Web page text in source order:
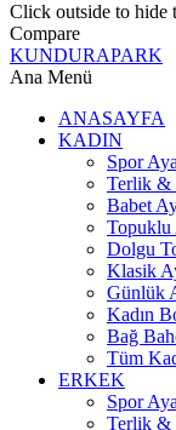
Click outside to hide
Compare
KUNDURAPARK
Ana Menü
ANASAYFA
KADIN
Spor
Terlik &
Babet
Topuklu
Dolgu
Klasik
Günlük
Kadın
Bağ
Tüm
ERKEK
Spor
Terlik &